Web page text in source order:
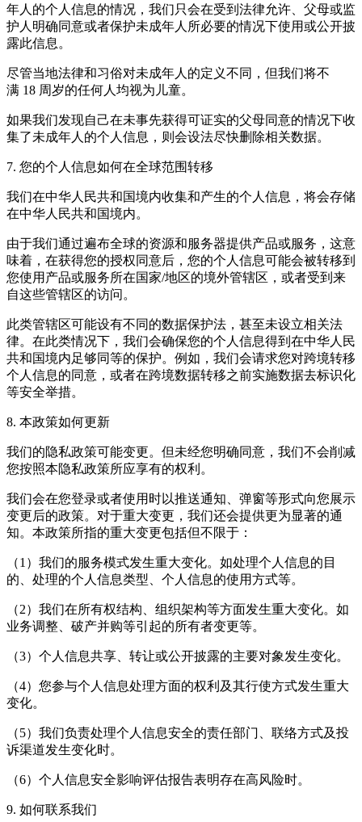
年人的个人信息的情况，我们只会在受到法律允许、父母或监
护人明确同意或者保护未成年人所必要的情况下使用或公开披
露此信息。
尽管当地法律和习俗对未成年人的定义不同，但我们将不
满 18 周岁的任何人均视为儿童。
如果我们发现自己在未事先获得可证实的父母同意的情况下收
集了未成年人的个人信息，则会设法尽快删除相关数据。
7. 您的个人信息如何在全球范围转移
我们在中华人民共和国境内收集和产生的个人信息，将会存储
在中华人民共和国境内。
由于我们通过遍布全球的资源和服务器提供产品或服务，这意
味着，在获得您的授权同意后，您的个人信息可能会被转移到
您使用产品或服务所在国家/地区的境外管辖区，或者受到来
自这些管辖区的访问。
此类管辖区可能设有不同的数据保护法，甚至未设立相关法
律。在此类情况下，我们会确保您的个人信息得到在中华人民
共和国境内足够同等的保护。例如，我们会请求您对跨境转移
个人信息的同意，或者在跨境数据转移之前实施数据去标识化
等安全举措。
8. 本政策如何更新
我们的隐私政策可能变更。但未经您明确同意，我们不会削减
您按照本隐私政策所应享有的权利。
我们会在您登录或者使用时以推送通知、弹窗等形式向您展示
变更后的政策。对于重大变更，我们还会提供更为显著的通
知。本政策所指的重大变更包括但不限于：
（1）我们的服务模式发生重大变化。如处理个人信息的目
的、处理的个人信息类型、个人信息的使用方式等。
（2）我们在所有权结构、组织架构等方面发生重大变化。如
业务调整、破产并购等引起的所有者变更等。
（3）个人信息共享、转让或公开披露的主要对象发生变化。
（4）您参与个人信息处理方面的权利及其行使方式发生重大
变化。
（5）我们负责处理个人信息安全的责任部门、联络方式及投
诉渠道发生变化时。
（6）个人信息安全影响评估报告表明存在高风险时。
9. 如何联系我们